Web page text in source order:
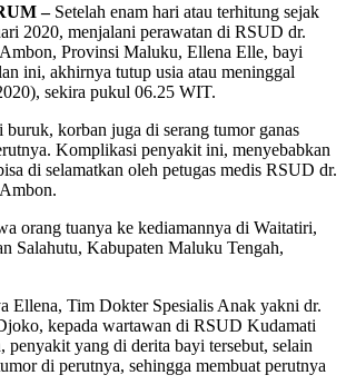
–Setelah enam hari atau terhitung sejak
2020, menjalani perawatan di RSUD dr.
Provinsi Maluku, Ellena Elle, bayi
ini, akhirnya tutup usia atau meninggal
sekira pukul 06.25 WIT.
buruk, korban juga di serang tumor ganas
Komplikasi penyakit ini, menyebabkan
di selamatkan oleh petugas medis RSUD dr.
orang tuanya ke kediamannya di Waitatiri,
Salahutu, Kabupaten Maluku Tengah,
Ellena, Tim Dokter Spesialis Anak yakni dr.
kepada wartawan di RSUD Kudamati
penyakit yang di derita bayi tersebut, selain
di perutnya, sehingga membuat perutnya